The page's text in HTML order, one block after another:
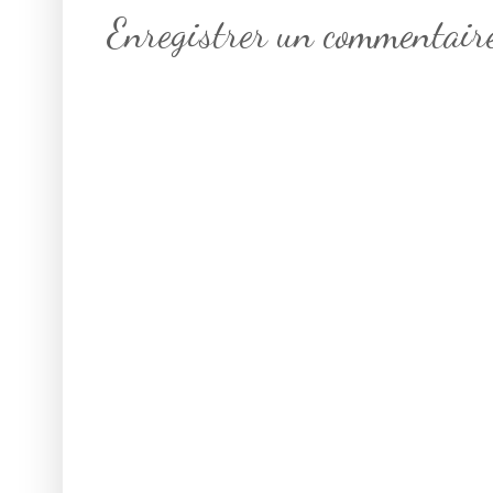
Enregistrer un